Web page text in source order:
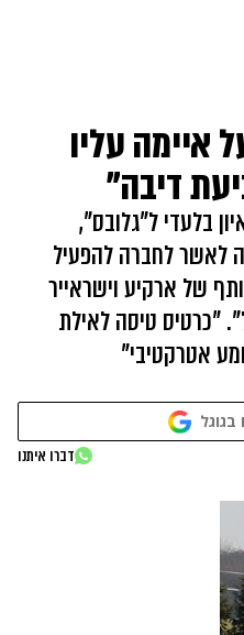
איימה עליו
דיבה"
בלעדי ל"גלובס",
לאשר לחברה להפעיל
של ארקיע וישראייר
"כרטיס טיסה לאילת
בגוגל
דברו איתנו